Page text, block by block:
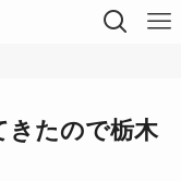
きたので栃木